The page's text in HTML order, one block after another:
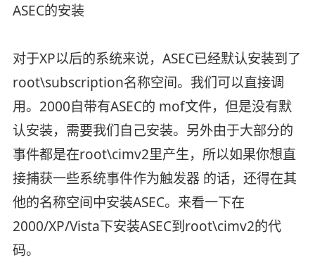
ASEC的安装
对于XP以后的系统来说，ASEC已经默认安装到了
root\subscription名称空间。我们可以直接调
用。2000自带有ASEC的 mof文件，但是没有默
认安装，需要我们自己安装。另外由于大部分的
事件都是在root\cimv2里产生，所以如果你想直
接捕获一些系统事件作为触发器 的话，还得在其
他的名称空间中安装ASEC。来看一下在
2000/XP/Vista下安装ASEC到root\cimv2的代
码。